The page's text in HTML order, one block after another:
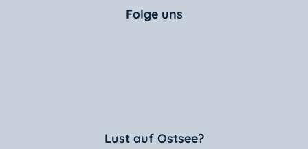
Folge uns
Lust auf Ostsee?